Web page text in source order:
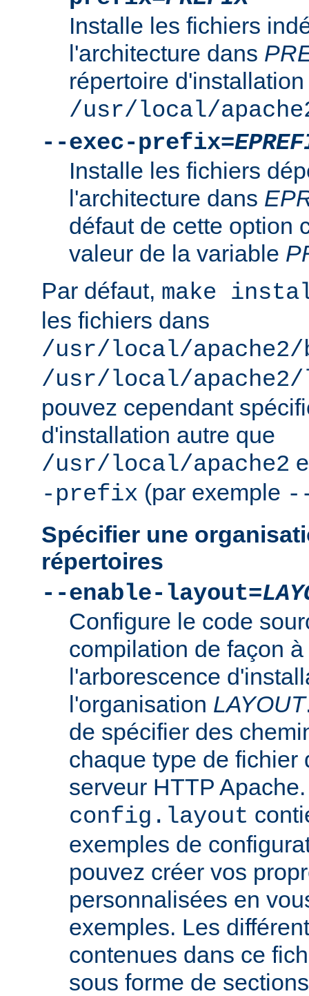
Installe les fichiers
l'architecture dans
répertoire
/usr/local/
--exec-prefix=
Installe les fichiers
l'architecture dans
défaut de cette option
valeur de la variable
Par défaut, make
les fichiers dans
/usr/local/
/usr/local/
pouvez cependant
d'installation autre que
/usr/local/apache2
-prefix (par exemple
Spécifier une
répertoires
--enable-layout=
Configure le code
compilation de façon
l'arborescence
l'organisation LAYOUT
de spécifier des
chaque type de fichier
serveur HTTP
config.layout
exemples de
pouvez créer vos
personnalisées en
exemples. Les
contenues dans ce
sous forme de